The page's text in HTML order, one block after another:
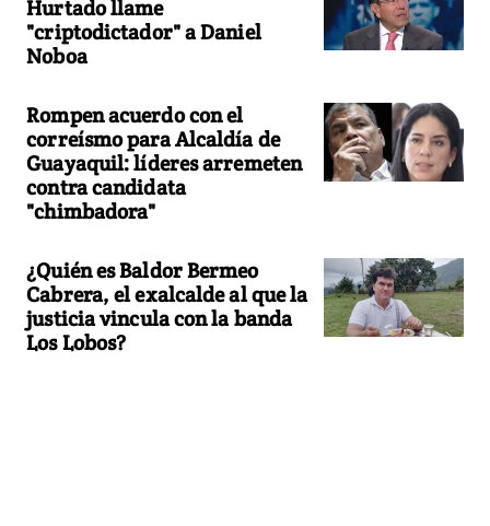
Hurtado llame
"criptodictador" a Daniel
Noboa
Rompen acuerdo con el
correísmo para Alcaldía de
Guayaquil: líderes arremeten
contra candidata
"chimbadora"
¿Quién es Baldor Bermeo
Cabrera, el exalcalde al que la
justicia vincula con la banda
Los Lobos?